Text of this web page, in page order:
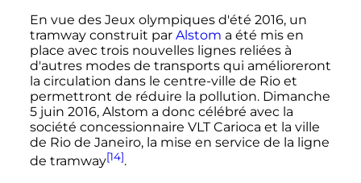
En vue des Jeux olympiques d'été 2016, un
tramway construit par Alstom a été mis en
place avec trois nouvelles lignes reliées à
d'autres modes de transports qui amélioreront
la circulation dans le centre-ville de Rio et
permettront de réduire la pollution. Dimanche
5 juin 2016, Alstom a donc célébré avec la
société concessionnaire VLT Carioca et la ville
de Rio de Janeiro, la mise en service de la ligne
de tramway[14].